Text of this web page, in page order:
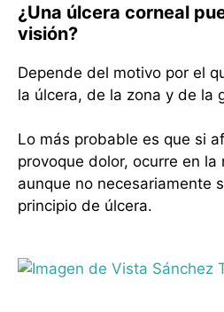
¿Una úlcera corneal
visión?
Depende del motivo por el
la úlcera, de la zona y de la
Lo más probable es que si
provoque dolor, ocurre en la
aunque no necesariamente
principio de úlcera.